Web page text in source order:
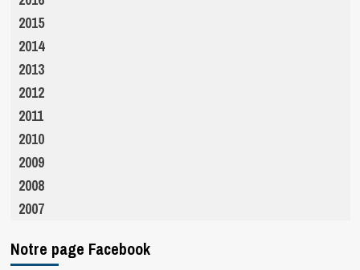
2015
2014
2013
2012
2011
2010
2009
2008
2007
Notre page Facebook